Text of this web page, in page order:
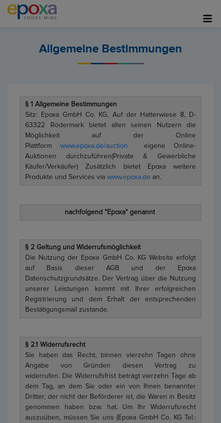
Allgemeine Bestimmungen
§ 1 Allgemeine Bestimmungen
Sitz: Epoxa GmbH Co. KG, Auf der Hatterwiese 8, D-
63322 Rödermark bietet allen seinen Nutzern die
Möglichkeit auf der Online
Plattform www.epoxa.de/auction eigene Online-
Auktionen durchzuführen(Private & Gewerbliche
Käufer/Verkäufer) Zusätzlich bietet Epoxa weitere
Produkte und Services via www.epoxa.de an.
nachfolgend "Epoxa" genannt
§ 2 Geltung und Widerrufsmöglichkeit
Die Nutzung der Epoxa GmbH Co. KG Website erfolgt
auf Basis dieser AGB und der Epoxa
Datenschutzgrundsätze. Der Vertrag über die Nutzung
unserer Leistungen kommt mit Ihrer erfolgreichen
Registrierung und dem Erhalt der entsprechenden
Bestätigungsmail zustande.
§ 2.1 Widerrufsrecht
Sie haben das Recht, binnen vierzehn Tagen ohne
Angabe von Gründen diesen Vertrag zu
widerrufen. Die Widerrufsfrist beträgt vierzehn Tage ab
dem Tag, an dem Sie oder ein von Ihnen benannter
Dritter, der nicht der Beförderer ist, die Waren in Besitz
genommen haben bzw. hat. Um Ihr Widerrufsrecht
auszuüben, müssen Sie uns (Epoxa GmbH Co. KG Tel.: